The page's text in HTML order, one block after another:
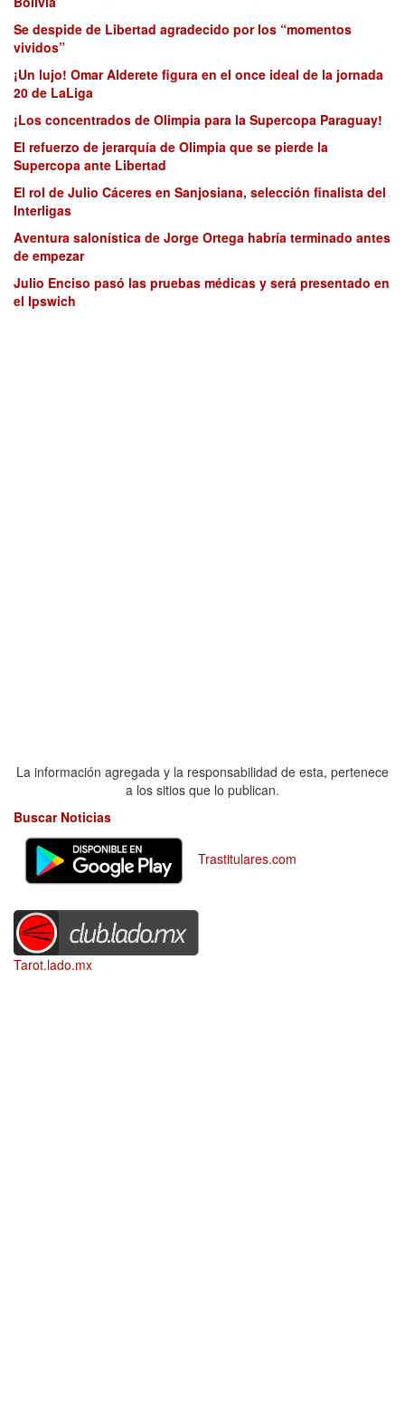
Se despide de Libertad agradecido por los “momentos
vividos”
¡Un lujo! Omar Alderete figura en el once ideal de la jornada
20 de LaLiga
¡Los concentrados de Olimpia para la Supercopa Paraguay!
El refuerzo de jerarquía de Olimpia que se pierde la
Supercopa ante Libertad
El rol de Julio Cáceres en Sanjosiana, selección finalista del
Interligas
Aventura salonística de Jorge Ortega habría terminado antes
de empezar
Julio Enciso pasó las pruebas médicas y será presentado en
el Ipswich
La información agregada y la responsabilidad de esta, pertenece
a los sitios que lo publican.
Buscar Noticias
Trastitulares.com
Tarot.lado.mx